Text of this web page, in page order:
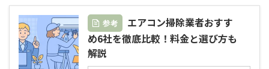
参考
エアコン掃除業者おすす
め6社を徹底比較！料金と選び方も
解説